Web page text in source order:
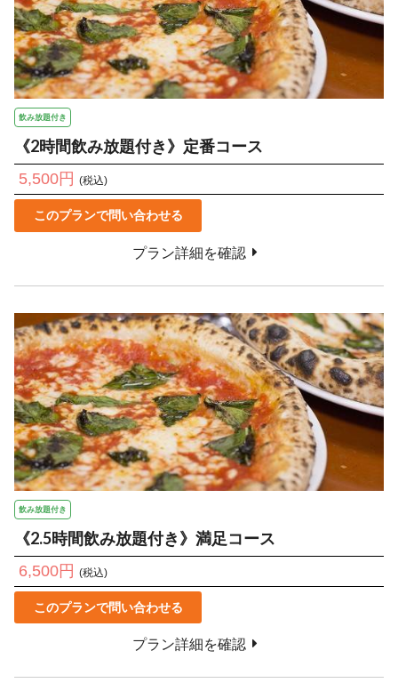
飲み放題付き
《2時間飲み放題付き》定番コース
5,500円 (税込)
このプランで問い合わせる
プラン詳細を確認
飲み放題付き
《2.5時間飲み放題付き》満足コース
6,500円 (税込)
このプランで問い合わせる
プラン詳細を確認